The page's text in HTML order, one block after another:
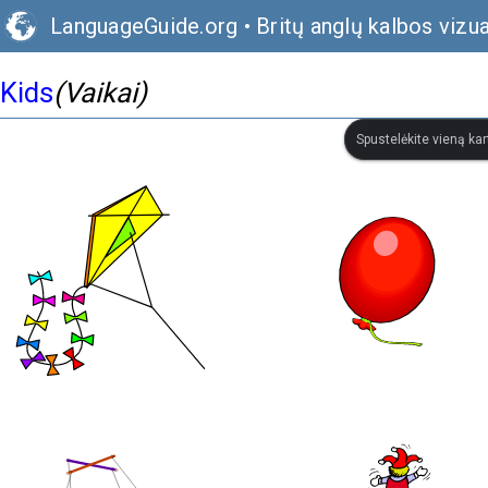
LanguageGuide.org • Britų anglų kalbos
Kids(Vaikai)
Spustelėkite vieną